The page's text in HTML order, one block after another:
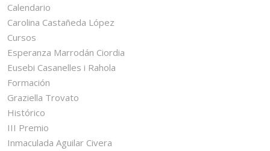
Calendario
Carolina Castañeda López
Cursos
Esperanza Marrodán Ciordia
Eusebi Casanelles i Rahola
Formación
Graziella Trovato
Histórico
III Premio
Inmaculada Aguilar Civera